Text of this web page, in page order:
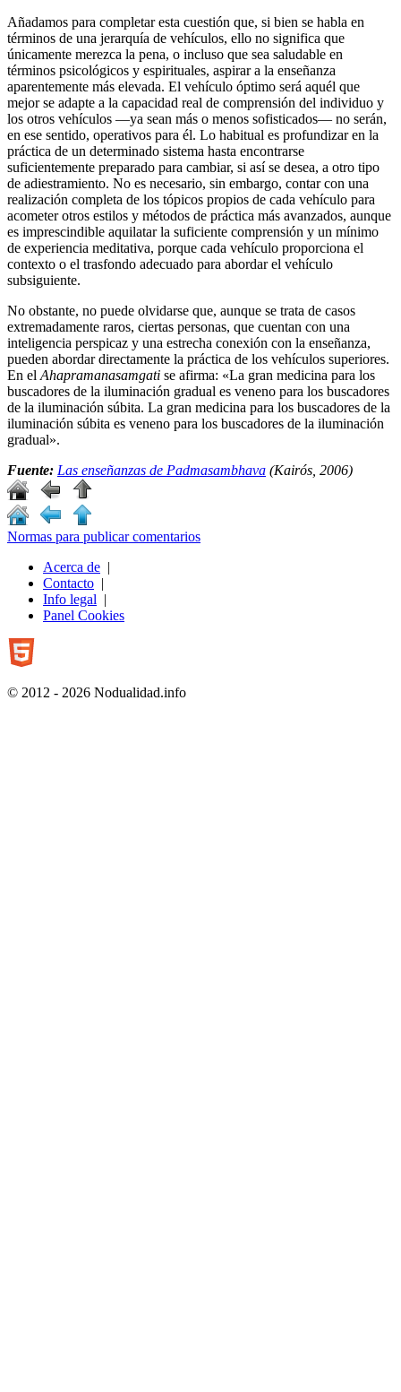
Añadamos para completar esta cuestión que, si bien se habla en
términos de una jerarquía de vehículos, ello no significa que
únicamente merezca la pena, o incluso que sea saludable en
términos psicológicos y espirituales, aspirar a la enseñanza
aparentemente más elevada. El vehículo óptimo será aquél que
mejor se adapte a la capacidad real de comprensión del individuo y
los otros vehículos ―ya sean más o menos sofisticados― no serán,
en ese sentido, operativos para él. Lo habitual es profundizar en la
práctica de un determinado sistema hasta encontrarse
suficientemente preparado para cambiar, si así se desea, a otro tipo
de adiestramiento. No es necesario, sin embargo, contar con una
realización completa de los tópicos propios de cada vehículo para
acometer otros estilos y métodos de práctica más avanzados, aunque
es imprescindible aquilatar la suficiente comprensión y un mínimo
de experiencia meditativa, porque cada vehículo proporciona el
contexto o el trasfondo adecuado para abordar el vehículo
subsiguiente.
No obstante, no puede olvidarse que, aunque se trata de casos
extremadamente raros, ciertas personas, que cuentan con una
inteligencia perspicaz y una estrecha conexión con la enseñanza,
pueden abordar directamente la práctica de los vehículos superiores.
En el Ahapramanasamgati se afirma: «La gran medicina para los
buscadores de la iluminación gradual es veneno para los buscadores
de la iluminación súbita. La gran medicina para los buscadores de la
iluminación súbita es veneno para los buscadores de la iluminación
gradual».
Fuente: Las enseñanzas de Padmasambhava (Kairós, 2006)
Normas para publicar comentarios
Acerca de |
Contacto |
Info legal |
Panel Cookies
© 2012 - 2026 Nodualidad.info